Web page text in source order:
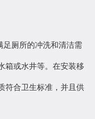
足厕所的冲洗和清洁需
箱或水井等。在安装移
符合卫生标准，并且供